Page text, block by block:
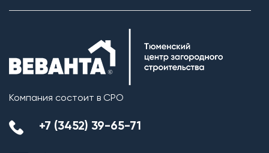
Компания состоит в СРО
+7 (3452) 39-65-71